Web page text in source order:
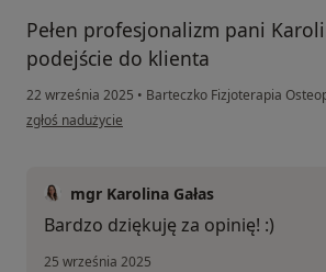
Pełen profesjonalizm pani
podejście do klienta
22 września 2025 • Barteczko Fizjoterapia
w opinii użytkownika Jacek
zgłoś nadużycie
mgr Karolina Gałas
Bardzo dziękuję za opinię! :)
25 września 2025